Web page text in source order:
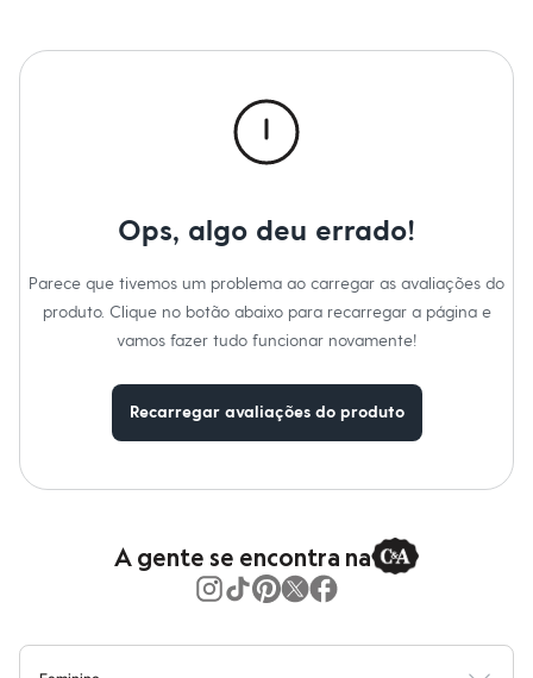
Maiôs
Saídas de praia
Moda esportiva
Shorts e Saias
Masculino
Em alta
Dia dos Pais
Camisetas e Regatas
Casacos e Jaquetas
Carteiras
Óculos
Ops, algo deu errado!
Parece que tivemos um problema ao carregar as avaliações do
produto. Clique no botão abaixo para recarregar a página e
vamos fazer tudo funcionar novamente!
Recarregar avaliações do produto
A gente se encontra na